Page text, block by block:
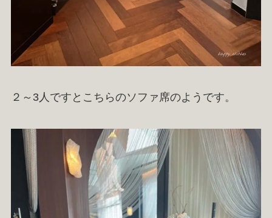
２～3人ですとこちらのソファ席のようです。